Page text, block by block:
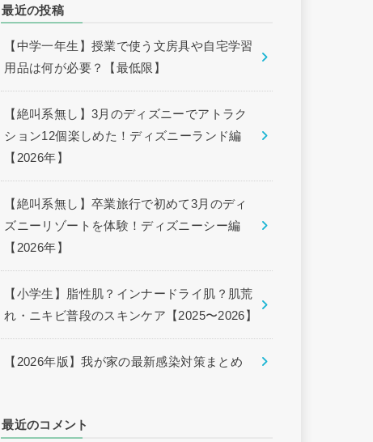
最近の投稿
【中学一年生】授業で使う文房具や自宅学習
用品は何が必要？【最低限】
【絶叫系無し】3月のディズニーでアトラク
ション12個楽しめた！ディズニーランド編
【2026年】
【絶叫系無し】卒業旅行で初めて3月のディ
ズニーリゾートを体験！ディズニーシー編
【2026年】
【小学生】脂性肌？インナードライ肌？肌荒
れ・ニキビ普段のスキンケア【2025〜2026】
【2026年版】我が家の最新感染対策まとめ
最近のコメント